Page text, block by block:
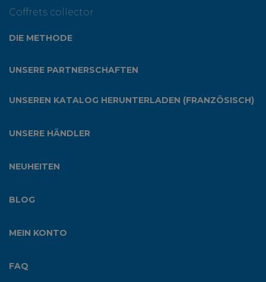
Coffrets collector
DIE METHODE
UNSERE PARTNERSCHAFTEN
UNSEREN KATALOG HERUNTERLADEN (FRANZÖSISCH)
UNSERE HÄNDLER
NEUHEITEN
BLOG
MEIN KONTO
FAQ